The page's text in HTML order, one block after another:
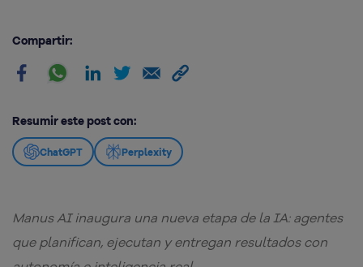
Compartir:
Resumir este post con:
ChatGPT Perplexity
Manus AI inaugura una nueva etapa de la IA: agentes
que planifican, ejecutan y entregan resultados con